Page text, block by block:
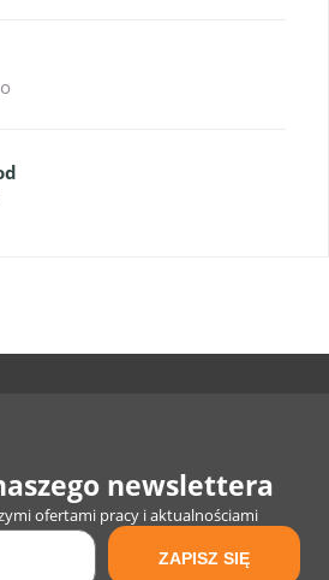
newslettera
ofertami pracy i aktualnościami